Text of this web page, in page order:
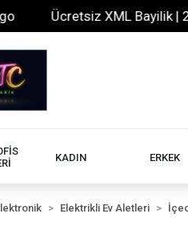
Ücretsiz XML Bayilik |
KADIN ERKEK
Elektrikli Ev Aletleri